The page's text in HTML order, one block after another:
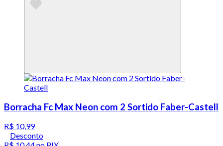
Borracha Fc Max Neon com 2 Sortido Faber-Castell
R$ 10,99
Desconto